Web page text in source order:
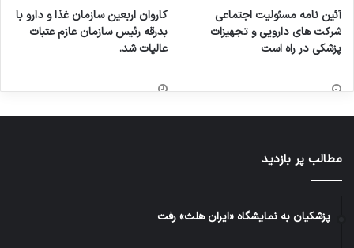
آئین نامه مسئولیت اجتماعی
شرکت های دارویی و تجهیزات
پزشکی در راه است
کاروان اربعین سازمان غذا و دارو با
بدرقه رئیس سازمان عازم عتبات
عالیات شد.
مطالب پر بازدید
پزشکیان به نمایشگاه «ایران هلث» رفت